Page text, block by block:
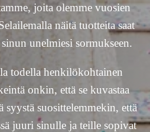
joita olemme vuosien
näitä tuotteita saat
unelmiesi sormukseen.
todella henkilökohtainen
onkin, että se kuvastaa
syystä suosittelemmekin, että
juuri sinulle ja teille sopivat